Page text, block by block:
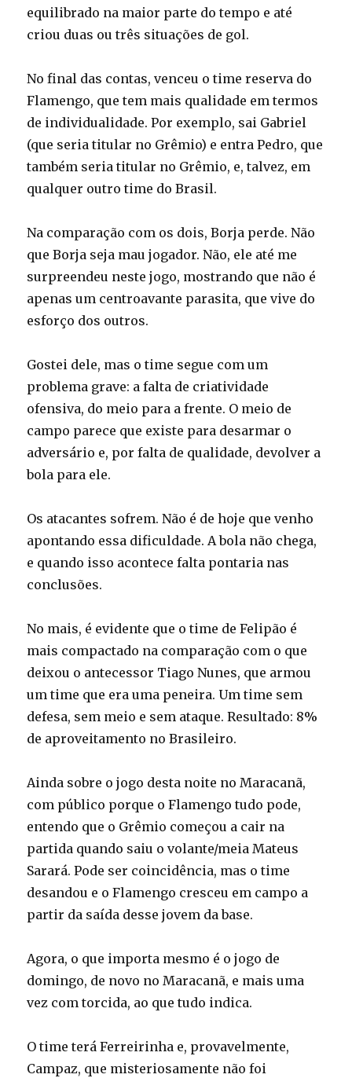
equilibrado na maior parte do tempo e até
criou duas ou três situações de gol.
No final das contas, venceu o time reserva do
Flamengo, que tem mais qualidade em termos
de individualidade. Por exemplo, sai Gabriel
(que seria titular no Grêmio) e entra Pedro, que
também seria titular no Grêmio, e, talvez, em
qualquer outro time do Brasil.
Na comparação com os dois, Borja perde. Não
que Borja seja mau jogador. Não, ele até me
surpreendeu neste jogo, mostrando que não é
apenas um centroavante parasita, que vive do
esforço dos outros.
Gostei dele, mas o time segue com um
problema grave: a falta de criatividade
ofensiva, do meio para a frente. O meio de
campo parece que existe para desarmar o
adversário e, por falta de qualidade, devolver a
bola para ele.
Os atacantes sofrem. Não é de hoje que venho
apontando essa dificuldade. A bola não chega,
e quando isso acontece falta pontaria nas
conclusões.
No mais, é evidente que o time de Felipão é
mais compactado na comparação com o que
deixou o antecessor Tiago Nunes, que armou
um time que era uma peneira. Um time sem
defesa, sem meio e sem ataque. Resultado: 8%
de aproveitamento no Brasileiro.
Ainda sobre o jogo desta noite no Maracanã,
com público porque o Flamengo tudo pode,
entendo que o Grêmio começou a cair na
partida quando saiu o volante/meia Mateus
Sarará. Pode ser coincidência, mas o time
desandou e o Flamengo cresceu em campo a
partir da saída desse jovem da base.
Agora, o que importa mesmo é o jogo de
domingo, de novo no Maracanã, e mais uma
vez com torcida, ao que tudo indica.
O time terá Ferreirinha e, provavelmente,
Campaz, que misteriosamente não foi